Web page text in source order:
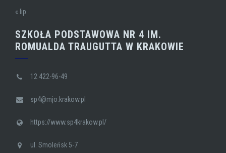
« lip
SZKOŁA PODSTAWOWA NR 4 IM.
ROMUALDA TRAUGUTTA W KRAKOWIE
12 422-96-49
sp4@mjo.krakow.pl
https://www.sp4krakow.pl/
ul. Smoleńsk 5-7